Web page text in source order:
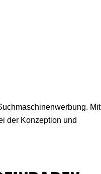
Mit
der Konzeption und